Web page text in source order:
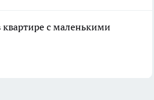
с маленькими